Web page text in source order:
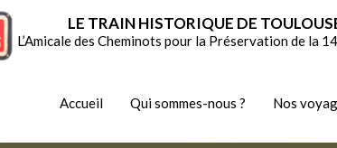
LE TRAIN HISTORIQUE DE
L’Amicale des Cheminots pour la Préservation de la
Accueil Qui sommes-nous ? Nos